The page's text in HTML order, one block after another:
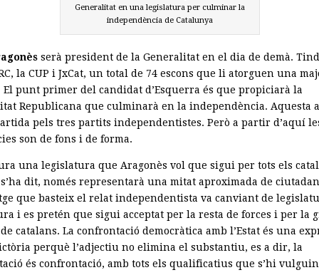
Generalitat en una legislatura per culminar la
independència de Catalunya
serà president de la Generalitat en el dia de demà.
la CUP i JxCat, un total de 74 escons que li atorguen una
El punt primer del candidat d’Esquerra és que propiciarà la
Republicana que culminarà en la independència. Aquesta
pels tres partits independentistes. Però a partir d’aquí
son de fons i de forma.
una legislatura que Aragonès vol que sigui per tots els
dit, només representarà una mitat aproximada de
que basteix el relat independentista va canviant de
i es pretén que sigui acceptat per la resta de forces i per la
catalans. La confrontació democràtica amb l’Estat és una
perquè l’adjectiu no elimina el substantiu, es a dir, la
és confrontació, amb tots els qualificatius que s’hi